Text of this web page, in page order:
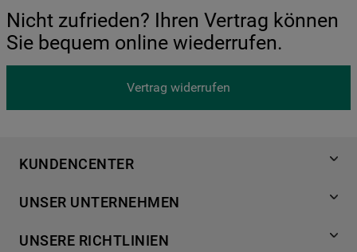
Nicht zufrieden? Ihren Vertrag können
Sie bequem online wiederrufen.
Vertrag widerrufen
KUNDENCENTER
Händlersuche
Häufige Fragen
UNSER UNTERNEHMEN
Für Händler
UNSERE RICHTLINIEN